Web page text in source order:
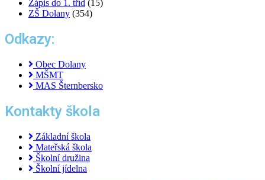
Zápis do 1. tříd (15)
ZŠ Dolany (354)
Odkazy:
Obec Dolany
MŠMT
MAS Šternbersko
Kontakty škola
Základní škola
Mateřská škola
Školní družina
Školní jídelna